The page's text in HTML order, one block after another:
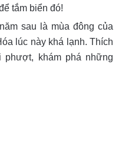
tắm biển đó!
sau là mùa đông của
lúc này khá lạnh. Thích
khám phá những